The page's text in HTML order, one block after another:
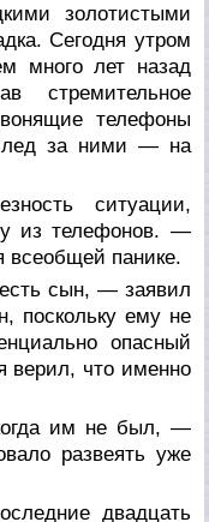
золотистыми
Сегодня утром
много лет назад
стремительное
телефоны
за ними — на
ситуации,
из телефонов. —
всеобщей панике.
сын, — заявил
поскольку ему не
опасный
верил, что именно
им не был, —
развеять уже
двадцать